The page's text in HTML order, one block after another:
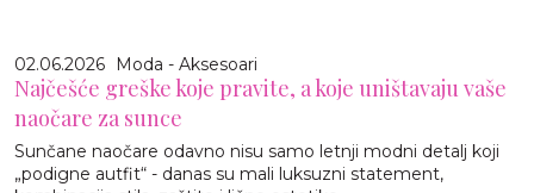
02.06.2026 Moda - Aksesoari
Najčešće greške koje pravite, a koje uništavaju vaše
naočare za sunce
Sunčane naočare odavno nisu samo letnji modni detalj koji
„podigne autfit“ - danas su mali luksuzni statement,